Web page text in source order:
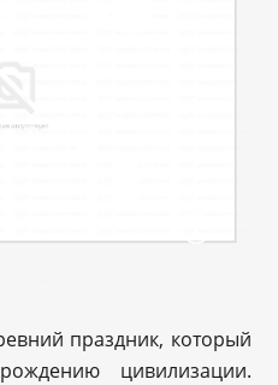
праздник, который
цивилизации.